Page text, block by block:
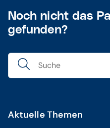
Noch nicht das
gefunden?
Aktuelle Themen